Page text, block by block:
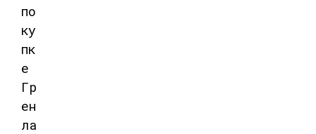
по
ку
пк
е
Гр
ен
ла